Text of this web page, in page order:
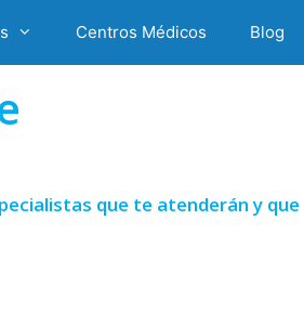
Centros Médicos Blog
que te atenderán y que